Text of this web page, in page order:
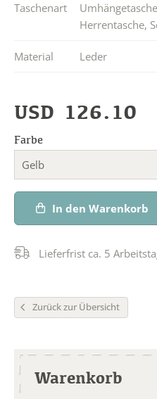
Taschenart Umhängetasche
Herrentasche,
Material Leder
USD 126.10
Farbe
Gelb
In den Warenkorb
Lieferfrist ca. 5
Zurück zur Übersicht
Warenkorb